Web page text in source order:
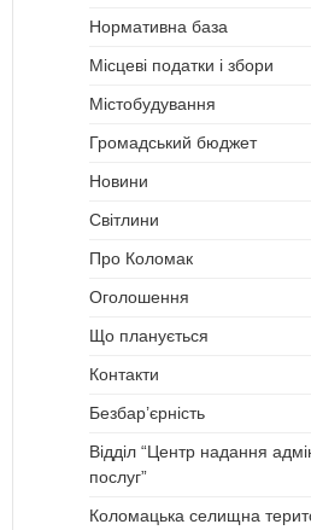
Нормативна база
Місцеві податки і збори
Містобудування
Громадський бюджет
Новини
Світлини
Про Коломак
Оголошення
Що планується
Контакти
Безбар’єрність
Відділ “Центр надання
послуг”
Коломацька селищна